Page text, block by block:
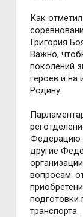
Как
Григория
Важно,
поколений
героев и на
Родину.
Федерацию
другие
вопросам:
подготовки
транспорта.